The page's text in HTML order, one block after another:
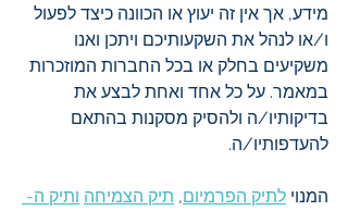
מידע, אך אין זה יעוץ או הכוונה כיצד לפעול
ו/או לנהל את השקעותיכם ויתכן ואנו
משקיעים בחלק או בכל החברות המוזכרות
במאמר. על כל אחד ואחת לבצע את
בדיקותיו/ה ולהסיק מסקנות בהתאם
להעדפותיו/ה.
המנוי לתיק הפרמיום, תיק הצמיחה ותיק ה-